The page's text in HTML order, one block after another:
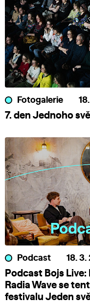
Fotogalerie
7. den Jednoho
Podcast 18.
Podcast Bojs
Radia Wave se
festivalu Jeden